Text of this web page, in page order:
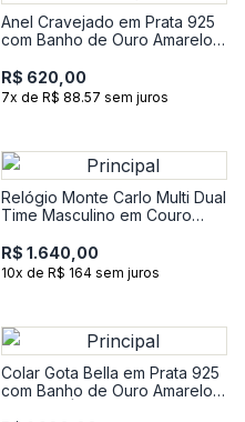
Anel Cravejado em Prata 925
com Banho de Ouro Amarelo
R$ 620,00
7x de R$ 88.57 sem juros
Relógio Monte Carlo Multi Dual
Time Masculino em Couro
R$ 1.640,00
10x de R$ 164 sem juros
Colar Gota Bella em Prata 925
com Banho de Ouro Amarelo